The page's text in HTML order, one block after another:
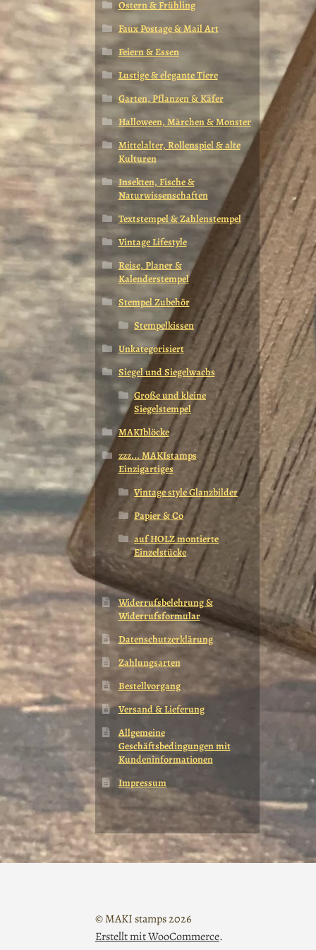
Ostern & Frühling
Faux Postage & Mail Art
Feiern & Essen
Lustige & elegante Tiere
Garten, Pflanzen & Käfer
Halloween, Märchen & Monster
Mittelalter, Rollenspiel & alte
Kulturen
Insekten, Fische &
Naturwissenschaften
Textstempel & Zahlenstempel
Vintage Lifestyle
Reise, Planer &
Kalenderstempel
Stempel Zubehör
Stempelkissen
Unkategorisiert
Siegel und Siegelwachs
Große und kleine
Siegelstempel
MAKIblöcke
zzz... MAKIstamps
Einzigartiges
Vintage style Glanzbilder
Papier & Co
auf HOLZ montierte
Einzelstücke
Widerrufsbelehrung &
Widerrufsformular
Datenschutzerklärung
Zahlungsarten
Bestellvorgang
Versand & Lieferung
Allgemeine
Geschäftsbedingungen mit
Kundeninformationen
Impressum
© MAKI stamps 2026
Erstellt mit WooCommerce.